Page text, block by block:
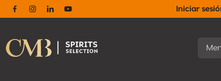
FacebookInstagram
LinkedinYoutube
Iniciar